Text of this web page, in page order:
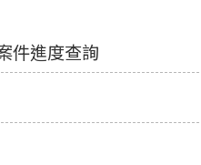
件進度查詢